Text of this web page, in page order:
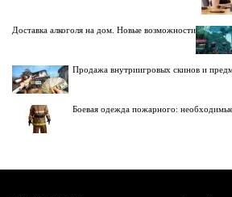
Доставка алкоголя на дом. Новые возможности
Продажа внутриигровых скинов и
Боевая одежда пожарного: